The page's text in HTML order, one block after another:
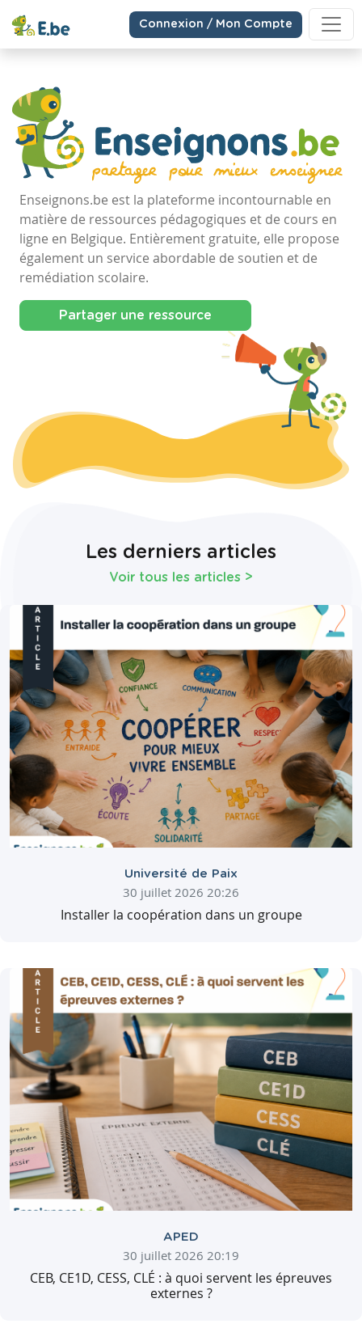
Connexion / Mon Compte
Enseignons.be est la plateforme incontournable en
matière de ressources pédagogiques et de cours en
ligne en Belgique. Entièrement gratuite, elle propose
également un service abordable de soutien et de
remédiation scolaire.
Partager une ressource
Les derniers articles
Voir tous les articles >
Université de Paix
30 juillet 2026 20:26
Installer la coopération dans un groupe
APED
30 juillet 2026 20:19
CEB, CE1D, CESS, CLÉ : à quoi servent les épreuves
externes ?